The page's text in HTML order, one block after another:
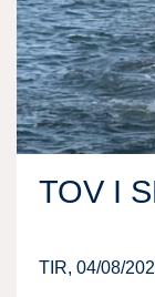
TOV I
TIR, 04/08/